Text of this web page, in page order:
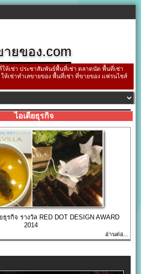
ายของ.com
ห้เช่า ประชาสัมพันธ์พื้นที่เช่า ตลาดนัด พื้นที่เช่า
ห้เช่าทำเลขายของ พื้นที่เช่า ที่ขายของ แฟรนไชส์
ไอเดียธุรกิจ
ธุรกิจ รางวัล RED DOT DESIGN AWARD
2014
อ่านต่อ...